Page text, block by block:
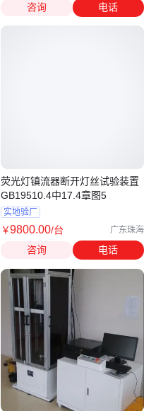
咨询 电话
荧光灯镇流器断开灯丝试验装置
GB19510.4中17.4章图5
实地验厂
￥9800.00/台 广东珠海
咨询 电话